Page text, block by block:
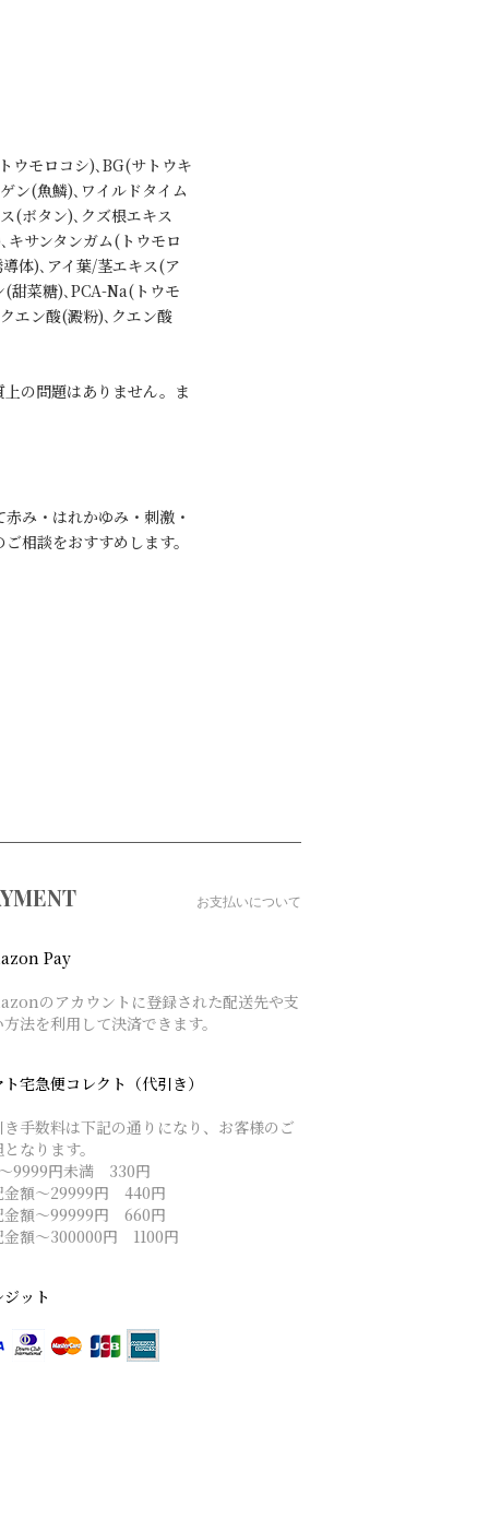
ウモロコシ)､BG(サトウキ
ン(魚鱗)､ワイルドタイム
(ボタン)､クズ根エキス
サンタンガム(トウモロ
体)､アイ葉/茎エキス(ア
甜菜糖)､PCA-Na(トウモ
エン酸(澱粉)､クエン酸
の問題はありません。ま
み・はれかゆみ・刺激・
相談をおすすめします。
お支払いについて
Pay
のアカウントに登録された配送先や支
法を利用して決済できます。
ト宅急便コレクト（代引き）
き手数料は下記の通りになり、お客様のご
なります。
9999円未満 330円
金額～29999円 440円
金額～99999円 660円
金額～300000円 1100円
ジット